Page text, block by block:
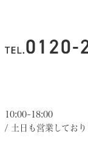
10:00~18:00
/ 土日も営業しており